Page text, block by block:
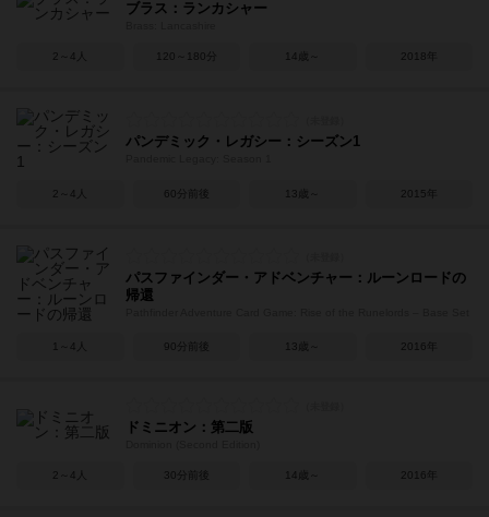
ブラス：ランカシャー
2～4人 120～180分 14歳～ 2018年
パンデミック・レガシー：シーズン1
2～4人 60分前後 13歳～ 2015年
パスファインダー・アドベンチャー：ルーンロードの
帰還
1～4人 90分前後 13歳～ 2016年
ドミニオン：第二版
2～4人 30分前後 14歳～ 2016年